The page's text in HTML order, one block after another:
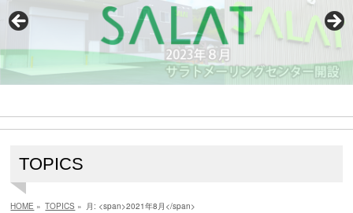
TOPICS
HOME » TOPICS » 月: <span>2021年8月</span>